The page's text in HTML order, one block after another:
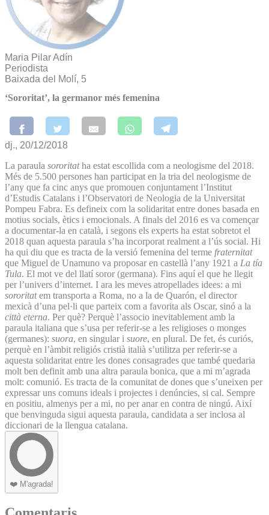
Maria Pilar Adín
Periodista
Baixada del Molí, 5
‘Sororitat’, la germanor més femenina
dj., 20/12/2018
La paraula sororitatha estat escollida com a neologisme del 2018.
Més de 5.500 persones han participat en la tria del neologisme de
l’any que fa cinc anys que promouen conjuntament l’Institut
d’Estudis Catalans i l’Observatori de Neologia de la Universitat
Pompeu Fabra. Es defineix com la solidaritat entre dones basada en
motius socials, ètics i emocionals. A finals del 2016 es va començar
a documentar-la en català, i segons els experts ha estat sobretot el
2018 quan aquesta paraula s’ha incorporat realment a l’ús social. Hi
ha qui diu que es tracta de la versió femenina del terme fraternitat
que Miguel de Unamuno va proposar en castellà l’any 1921 a La tía
Tula. El mot ve del llatí soror (germana). Fins aquí el que he llegit
per l’univers d’internet. I ara les meves atropellades idees: a mi
sororitatem transporta a Roma, no a la de Quarón, el director
mexicà d’una pel·li que parteix com a favorita als Oscar, sinó a la
città eterna. Per què? Perquè l’associo inevitablement amb la
paraula italiana que s’usa per referir-se a les religioses o monges
(germanes): suora, en singular i suore, en plural. De fet, és curiós,
perquè en l’àmbit religiós cristià italià s’utilitza per referir-se a
aquesta solidaritat entre les dones consagrades que també quedaria
molt ben definit amb una altra paraula bonica, que a mi m’agrada
molt: comunió. Es tracta de la comunitat de dones que s’uneixen per
expressar uns comuns ideals i projectes i denúncies, si cal. Sempre
en positiu, almenys per a mi, no per anar en contra de ningú. Així
que benvinguda sigui aquesta paraula, candidata a ser inclosa al
diccionari de la llengua catalana.
❤️ M'agrada!